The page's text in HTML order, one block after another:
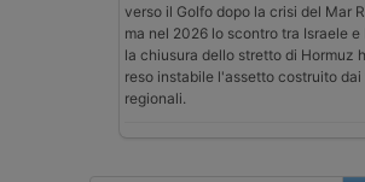
verso il Golfo dopo la crisi del Mar
ma nel 2026 lo scontro tra Israele e
la chiusura dello stretto di Hormuz
reso instabile l'assetto costruito
regionali.